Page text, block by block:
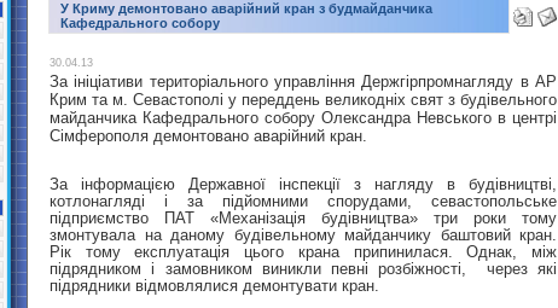
У Криму демонтовано аварійний кран з будмайданчика
Кафедрального собору
30.04.13
За ініціативи територіального управління Держгірпромнагляду в АР
Крим та м. Севастополі у переддень великодніх свят з будівельного
майданчика Кафедрального собору Олександра Невського в центрі
Сімферополя демонтовано аварійний кран.
За інформацією Державної інспекції з нагляду в будівництві,
котлонагляді і за підйомними спорудами, севастопольське
підприємство ПАТ «Механізація будівництва» три роки тому
змонтувала на даному будівельному майданчику баштовий кран.
Рік тому експлуатація цього крана припинилася. Однак, між
підрядником і замовником виникли певні розбіжності, через які
підрядники відмовлялися демонтувати кран.